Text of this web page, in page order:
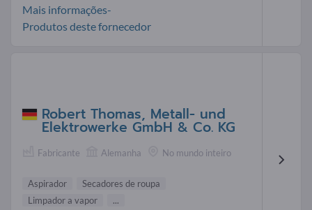
Mais informações-
Produtos deste fornecedor
Robert Thomas, Metall- und
Elektrowerke GmbH & Co. KG
Fabricante Alemanha No mundo inteiro
Aspirador
Secadores de roupa
Limpador a vapor
...